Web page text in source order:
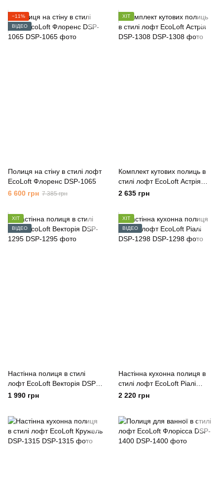
−11%
ВІДЕО
Полиця на стіну в стилі лофт
EcoLoft Флоренс DSP-1065
6 600 грн 7 385 грн
ХІТ
Комплект кутових полиць в
стилі лофт EcoLoft Астрія
DSP-1308
2 635 грн
ХІТ
ВІДЕО
Настінна полиця в стилі
лофт EcoLoft Векторія DSP-
1295
1 990 грн
ХІТ
ВІДЕО
Настінна кухонна полиця в
стилі лофт EcoLoft Ріалі
DSP-1298
2 220 грн